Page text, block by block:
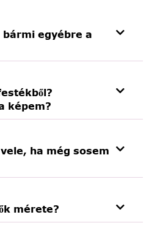
egyébre a
képem?
ha még sosem
mérete?